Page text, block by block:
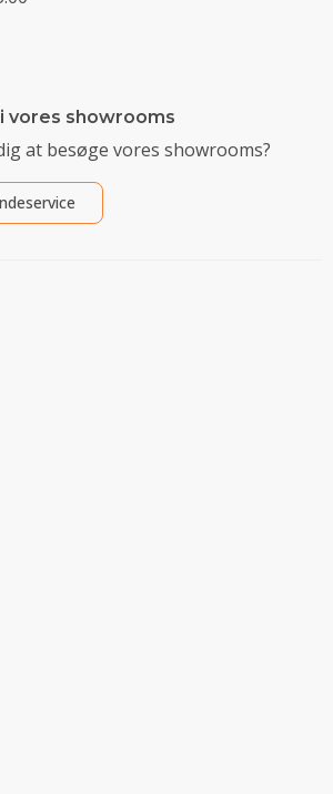
vores showrooms
at besøge vores showrooms?